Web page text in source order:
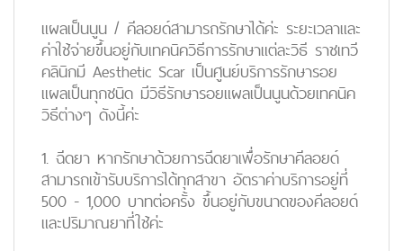
แผลเป็นนูน / คีลอยด์สามารถรักษาได้ค่ะ ระยะเวลาและ
ค่าใช้จ่ายขึ้นอยู่กับเทคนิควิธีการรักษาแต่ละวิธี ราชเทวี
คลินิกมี Aesthetic Scar เป็นศูนย์บริการรักษารอย
แผลเป็นทุกชนิด มีวิธีรักษารอยแผลเป็นนูนด้วยเทคนิค
วิธีต่างๆ ดังนี้ค่ะ
1. ฉีดยา หากรักษาด้วยการฉีดยาเพื่อรักษาคีลอยด์
สามารถเข้ารับบริการได้ทุกสาขา อัตราค่าบริการอยู่ที่
500 - 1,000 บาทต่อครั้ง ขึ้นอยู่กับขนาดของคีลอยด์
และปริมาณยาที่ใช้ค่ะ